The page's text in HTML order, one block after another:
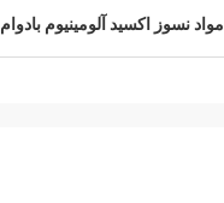
مواد نسوز اکسید آلومینیوم بادوام